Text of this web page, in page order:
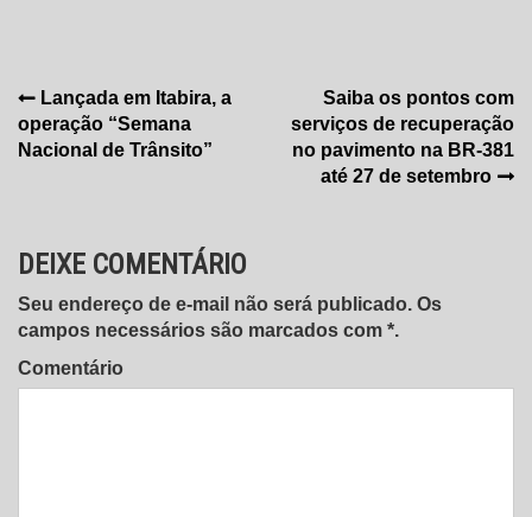
Navegação
de
Lançada em Itabira, a
operação “Semana
Nacional de Trânsito”
Saiba os pontos com
serviços de recuperação
no pavimento na BR-381
até 27 de setembro
DEIXE COMENTÁRIO
Seu endereço de e-mail não será publicado. Os
campos necessários são marcados com *.
Comentário